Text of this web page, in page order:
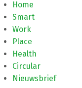
Home
Smart
Work
Place
Health
Circular
Nieuwsbrief